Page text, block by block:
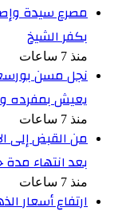
بكفر الشيخ
منذ 7 ساعات
نجل مسن
يعيش بمفرده
منذ 7 ساعات
من القبض إلى
بعد انتهاء
منذ 7 ساعات